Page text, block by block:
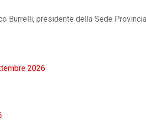
Burrelli, presidente della Sede
2026